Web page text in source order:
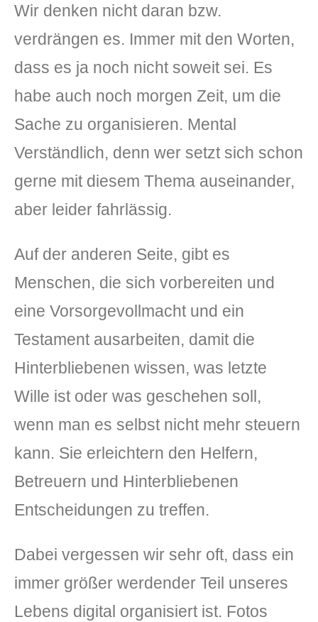
Wir denken nicht daran bzw.
verdrängen es. Immer mit den Worten,
dass es ja noch nicht soweit sei. Es
habe auch noch morgen Zeit, um die
Sache zu organisieren. Mental
Verständlich, denn wer setzt sich schon
gerne mit diesem Thema auseinander,
aber leider fahrlässig.
Auf der anderen Seite, gibt es
Menschen, die sich vorbereiten und
eine Vorsorgevollmacht und ein
Testament ausarbeiten, damit die
Hinterbliebenen wissen, was letzte
Wille ist oder was geschehen soll,
wenn man es selbst nicht mehr steuern
kann. Sie erleichtern den Helfern,
Betreuern und Hinterbliebenen
Entscheidungen zu treffen.
Dabei vergessen wir sehr oft, dass ein
immer größer werdender Teil unseres
Lebens digital organisiert ist. Fotos